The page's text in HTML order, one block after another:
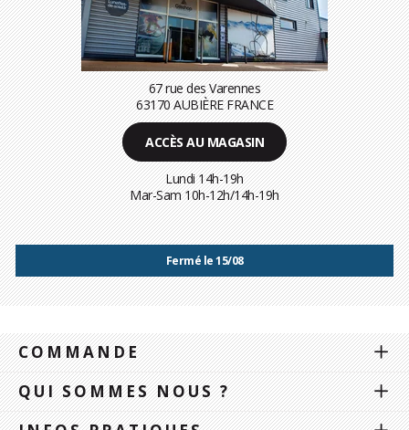
67 rue des Varennes
63170 AUBIÈRE FRANCE
ACCÈS AU MAGASIN
Lundi 14h-19h
Mar-Sam 10h-12h/14h-19h
Fermé le 15/08
COMMANDE
QUI SOMMES NOUS ?